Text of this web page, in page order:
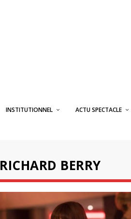
INSTITUTIONNEL ACTU SPECTACLE
RICHARD BERRY